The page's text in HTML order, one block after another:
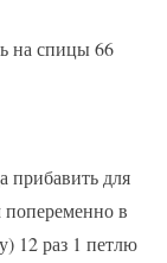
на спицы 66
прибавить для
попеременно в
12 раз 1 петлю